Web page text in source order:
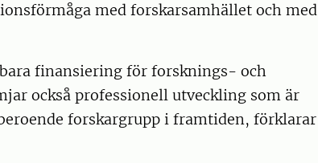
med forskarsamhället och med
finansiering för forsknings- och
också professionell utveckling som är
forskargrupp i framtiden, förklarar